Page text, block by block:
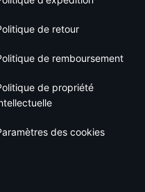
de retour
de remboursement
de propriété
des cookies